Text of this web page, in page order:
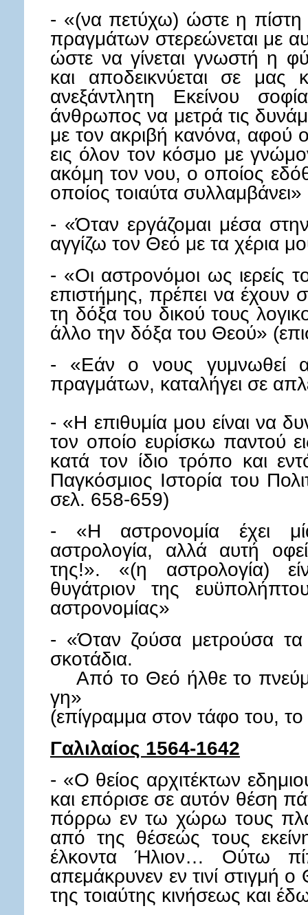
- «(να πετύχω) ώστε η πίστη
πραγμάτων στερεώνεται με
ώστε να γίνεται γνωστή η
και αποδεικνύεται σε μας
ανεξάντλητη Εκείνου
άνθρωπος να μετρά τις
με τον ακριβή κανόνα, αφού
εις όλον τον κόσμο με
ακόμη τον νου, ο οποίος
οποίος τοιαύτα συλλαμβάνει»
- «Όταν εργάζομαι μέσα
αγγίζω τον Θεό με τα χέρια
- «Οι αστρονόμοι ως ιερείς
επιστήμης, πρέπει να έχουν
τη δόξα του δικού τους
άλλο την δόξα του Θεού»
- «Εάν ο νους γυμνωθεί
πραγμάτων, καταλήγει σε
- «Η επιθυμία μου είναι να
τον οποίο ευρίσκω παντού
κατά τον ίδιο τρόπο και
Παγκόσμιος Ιστορία του
σελ. 658-659)
- «Η αστρονομία έχει
αστρολογία, αλλά αυτή
της!». «(η αστρολογία)
θυγάτριον της
αστρονομίας»
- «Όταν ζούσα μετρούσα
σκοτάδια.
Από το Θεό ήλθε το
γη»
(επίγραμμα στον τάφο του, το
Γαλιλαίος 1564-1642
- «Ο θείος αρχιτέκτων
και επόρισε σε αυτόν θέση
πόρρω εν τω χώρω τους
από της θέσεώς τους
έλκοντα Ήλιον… Ούτω
απεμάκρυνεν εν τινί στιγμή
της τοιαύτης κινήσεως και